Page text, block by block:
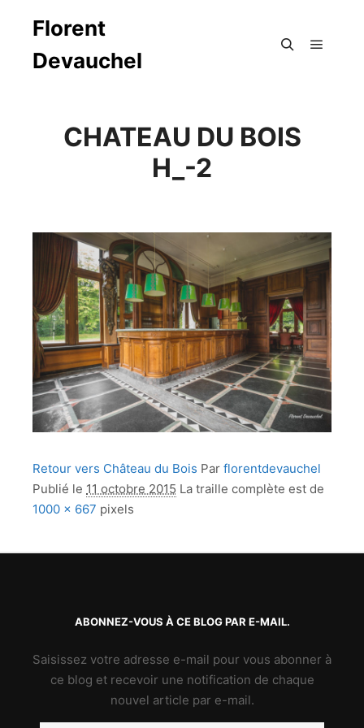
Florent
Devauchel
CHATEAU DU BOIS
H_-2
Retour vers Château du Bois Par florentdevauchel
Publié le 11 octobre 2015 La traille complète est de
1000 × 667 pixels
ABONNEZ-VOUS À CE BLOG PAR E-MAIL.
Saisissez votre adresse e-mail pour vous abonner à
ce blog et recevoir une notification de chaque
nouvel article par e-mail.